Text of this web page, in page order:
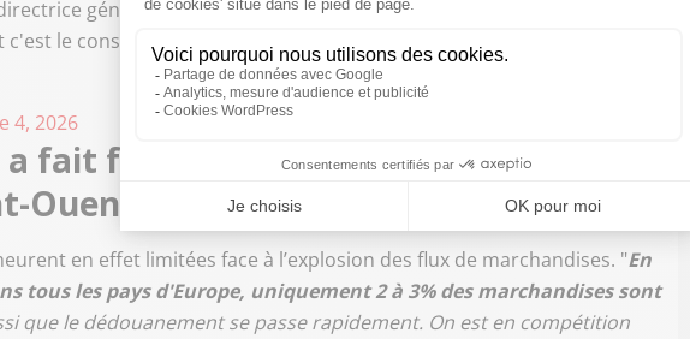
générale de l’Unifab) : "La contrefaçon est aujourd'hui aux
c'est le consommateur qui en est victime !"…
4, 2026
a fait fermer une trentaine de
Ouen"
en effet limitées face à l’explosion des flux de marchandises. "En
tous les pays d'Europe, uniquement 2 à 3% des marchandises sont
que le dédouanement se passe rapidement. On est en compétition